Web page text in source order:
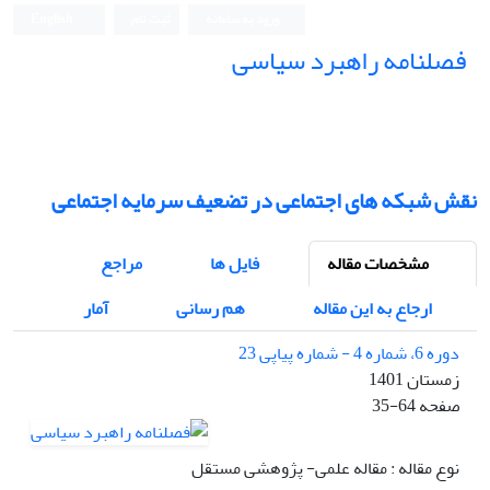
فصلنامه راهبرد سیاسی
نقش شبکه های اجتماعی در تضعیف سرمایه اجتماعی
مشخصات مقاله فایل ها
مراجع
ارجاع به این مقاله
هم رسانی
آمار
دوره 6، شماره 4 - شماره پیاپی 23
زمستان 1401
صفحه35-64
نوع مقاله : مقاله علمی- پژوهشی مستقل